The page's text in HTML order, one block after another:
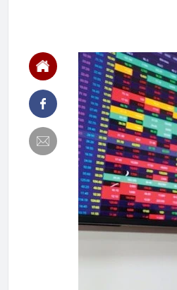
10:22
10:20
10:20
10:18
10:17
10:16
10:15